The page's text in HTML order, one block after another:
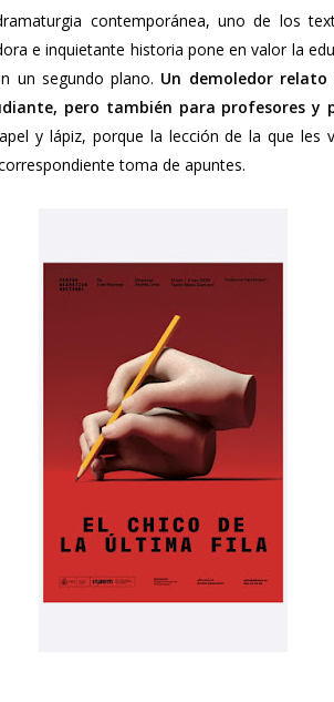
contemporánea, uno de los
e inquietante historia pone en valor la
un segundo plano. Un demoledor
pero también para profesores y
y lápiz, porque la lección de la que les
toma de apuntes.